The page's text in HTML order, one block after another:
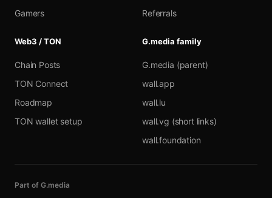
Gamers
Referrals
Web3 / TON
Chain Posts
TON Connect
Roadmap
TON wallet setup
G.media family
G.media (parent)
wall.app
wall.lu
wall.vg (short links)
wall.foundation
Part of G.media